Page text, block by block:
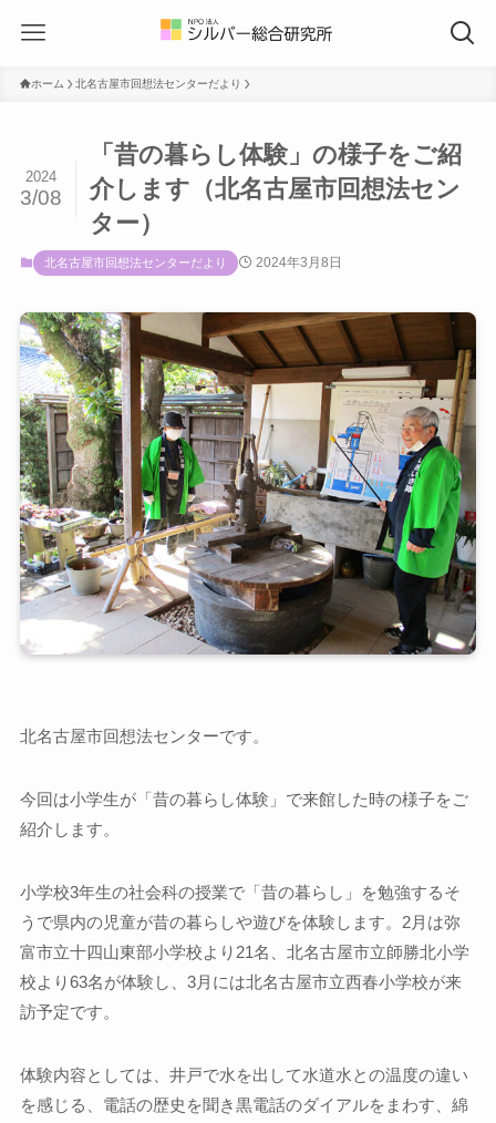
ホーム 北名古屋市回想法センターだより
「昔の暮らし体験」の様子をご紹
介します（北名古屋市回想法セン
ター）
2024
3/08
北名古屋市回想法センターだより 2024年3月8日
北名古屋市回想法センターです。
今回は小学生が「昔の暮らし体験」で来館した時の様子をご
紹介します。
小学校3年生の社会科の授業で「昔の暮らし」を勉強するそ
うで県内の児童が昔の暮らしや遊びを体験します。2月は弥
富市立十四山東部小学校より21名、北名古屋市立師勝北小学
校より63名が体験し、3月には北名古屋市立西春小学校が来
訪予定です。
体験内容としては、井戸で水を出して水道水との温度の違い
を感じる、電話の歴史を聞き黒電話のダイアルをまわす、綿